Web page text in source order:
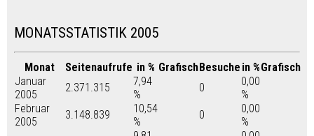
MONATSSTATISTIK 2005
Monat Seitenaufrufe in % GrafischBesuche in %Grafisch
Januar
2005
2.371.315
7,94
%
0
0,00
%
Februar
2005
3.148.839
10,54
%
0
0,00
%